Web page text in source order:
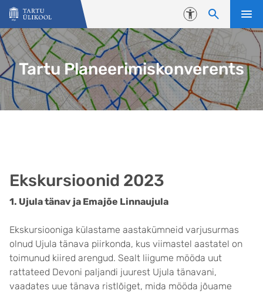
Liigu edasi põhisisu juurde
Juurdepääsetavus
Tartu Planeerimiskonverents
Ekskursioonid 2023
1. Ujula tänav ja Emajõe Linnaujula
Ekskursiooniga külastame aastakümneid varjusurmas
olnud Ujula tänava piirkonda, kus viimastel aastatel on
toimunud kiired arengud. Sealt liigume mööda uut
rattateed Devoni paljandi juurest Ujula tänavani,
vaadates uue tänava ristlõiget, mida mööda jõuame